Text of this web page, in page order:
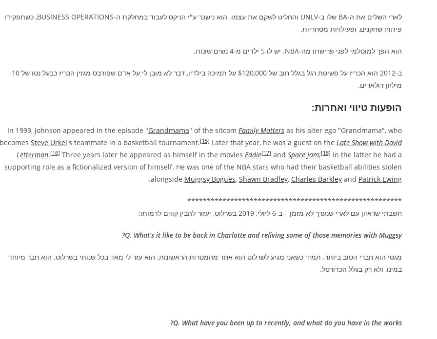
לארי השלים את ה-BA שלו ב-UNLV והחליט לשקם את עצמו. הוא נישכר ע"י הניקס לעבוד במחלקת ה-BUSINESS OPERATIONS, כשתפקידו
פיתוח שחקנים, ופעילויות מסחריות.
הוא הפך למוסלמי לפני פרישתו מה-NBA. יש לו 5 ילדים מ-4 נשים שונות.
ב-2012 הוא הכריז על פשיטת רגל בגלל חוב של $120,000 על תמיכה בילדיו, דבר לא מובן לי על אדם שפורבס מגזין הכריז כבעל נטו של 10
מיליון דולארים.
הופעות טיווי ואחרות:
In 1993, Johnson appeared in the episode "Grandmama" of the sitcom Family Matters as his alter ego "Grandmama", who
becomes Steve Urkel's teammate in a basketball tournament.[15] Later that year, he was a guest on the Late Show with David
Letterman.[16] Three years later he appeared as himself in the movies Eddie[17] and Space Jam;[18] in the latter he had a
supporting role as a fictionalized version of himself. He was one of the NBA stars who had their basketball abilities stolen
alongside Muggsy Bogues, Shawn Bradley, Charles Barkley and Patrick Ewing
.
*******************************************************
חשבתי שראיון עם לארי שנערך לא מזמן – ב-6 ליולי, 2019 בשרלוט, יעזור להבין קווים לדמותו:
Q. What’s it like to be back in Charlotte and reliving some of those memories with Muggsy?
מגסי הוא חברי הטוב ביותר. תמיד כשאני מגיע לשרלוט הוא אחד מהמטרות הראשונות. הוא עזר לי מאד בכל שנותי בשרלוט. הוא חבר מיוחד
במינו, ולא רק בגלל הכדורסל.
Q. What have you been up to recently, and what do you have in the works?